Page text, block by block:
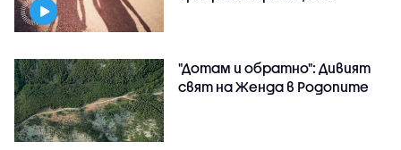
"Дотам и обратно": Дивият
свят на Женда в Родопите